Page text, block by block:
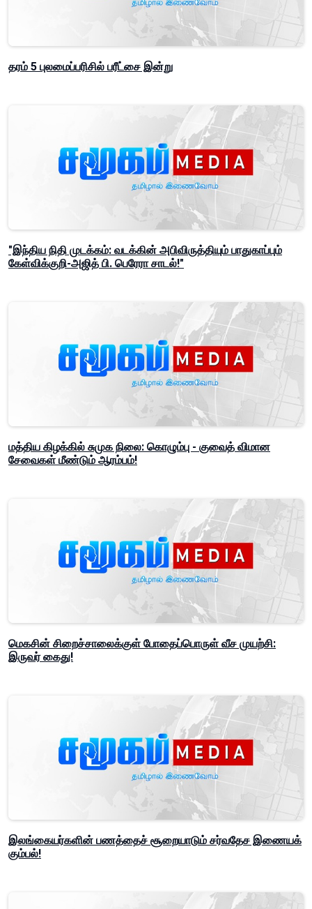
தரம் 5 புலமைப்பரிசில் பரீட்சை இன்று
"இந்திய நிதி முடக்கம்: வடக்கின் அபிவிருத்தியும் பாதுகாப்பும்
கேள்விக்குறி-அஜித் பி. பெரேரா சாடல்!"
மத்திய கிழக்கில் சுமுக நிலை: கொழும்பு - குவைத் விமான
சேவைகள் மீண்டும் ஆரம்பம்!
மெகசின் சிறைச்சாலைக்குள் போதைப்பொருள் வீச முயற்சி:
இருவர் கைது!
இலங்கையர்களின் பணத்தைச் சூறையாடும் சர்வதேச இணையக்
கும்பல்!